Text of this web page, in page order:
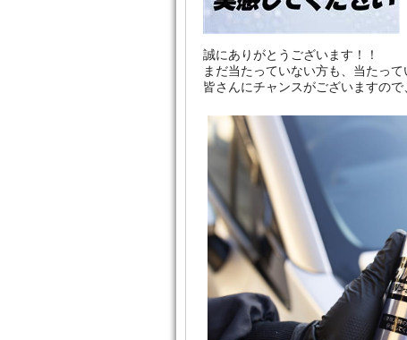
誠にありがとうございます！！
まだ当たっていない方も、当たって
皆さんにチャンスがございますので